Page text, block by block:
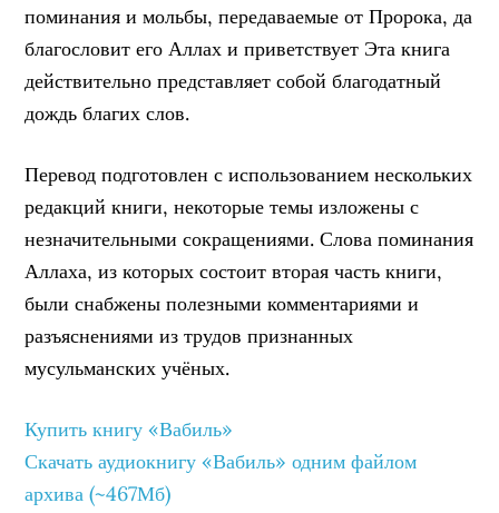
поминания и мольбы, передаваемые от Пророка, да
благословит его Аллах и приветствует Эта книга
действительно представляет собой благодатный
дождь благих слов.
Перевод подготовлен с использованием нескольких
редакций книги, некоторые темы изложены с
незначительными сокращениями. Слова поминания
Аллаха, из которых состоит вторая часть книги,
были снабжены полезными комментариями и
разъяснениями из трудов признанных
мусульманских учёных.
Купить книгу «Вабиль»
Скачать аудиокнигу «Вабиль» одним файлом
архива (~467Мб)